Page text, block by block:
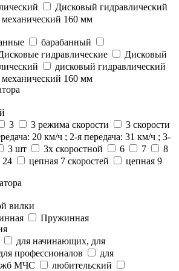
Дисковый гидравлический
160 мм
барабанный
гидравлические
Дисковый
дисковый гидравлический
160 мм
3 3 режима скорости
3 скорости
20 км/ч ; 2-я передача: 31 км/ч ; 3-
3 шт 3х скоростной 6 7
8
24 цепная 7 скоростей
цепная 9
вилки
Пружинная
для начинающих, для
профессионалов
для
МЧС
любительский